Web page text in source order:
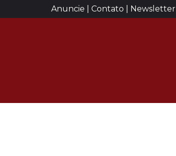
Anuncie | Contato | Newsletter